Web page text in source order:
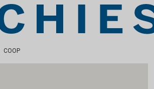
COOP